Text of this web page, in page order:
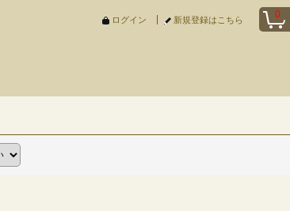
0
ログイン 新規登録はこちら